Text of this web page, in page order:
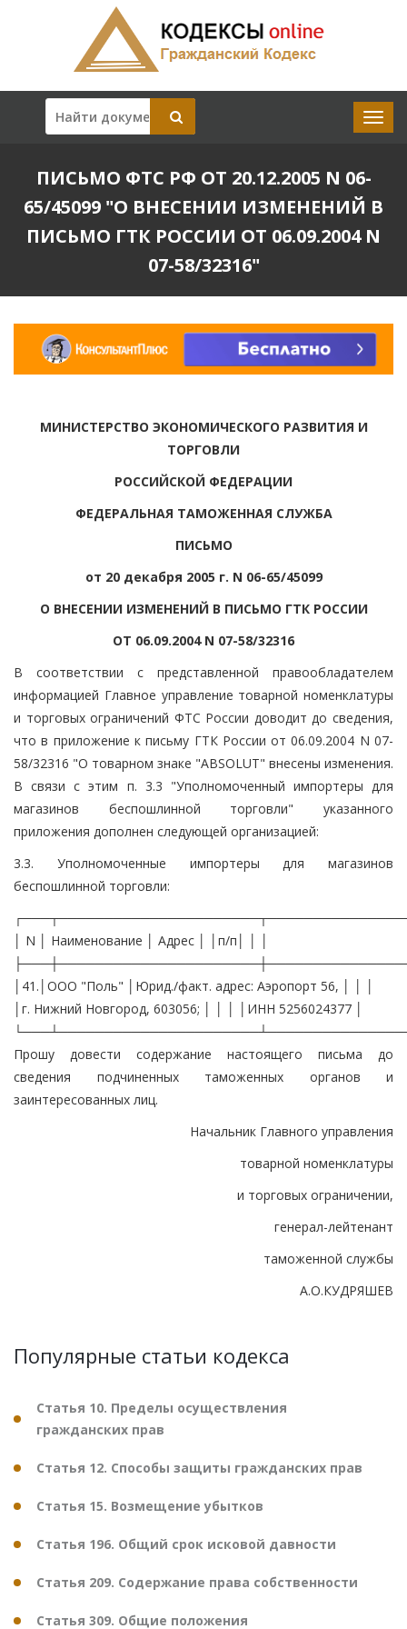
ПИСЬМО ФТС РФ ОТ 20.12.2005 N 06-
65/45099 "О ВНЕСЕНИИ ИЗМЕНЕНИЙ В
ПИСЬМО ГТК РОССИИ ОТ 06.09.2004 N
07-58/32316"
МИНИСТЕРСТВО ЭКОНОМИЧЕСКОГО РАЗВИТИЯ И
ТОРГОВЛИ
РОССИЙСКОЙ ФЕДЕРАЦИИ
ФЕДЕРАЛЬНАЯ ТАМОЖЕННАЯ СЛУЖБА
ПИСЬМО
от 20 декабря 2005 г. N 06-65/45099
О ВНЕСЕНИИ ИЗМЕНЕНИЙ В ПИСЬМО ГТК РОССИИ
ОТ 06.09.2004 N 07-58/32316
В соответствии с представленной правообладателем
информацией Главное управление товарной номенклатуры
и торговых ограничений ФТС России доводит до сведения,
что в приложение к письму ГТК России от 06.09.2004 N 07-
58/32316 "О товарном знаке "ABSOLUT" внесены изменения.
В связи с этим п. 3.3 "Уполномоченный импортеры для
магазинов беспошлинной торговли" указанного
приложения дополнен следующей организацией:
3.3. Уполномоченные импортеры для магазинов
беспошлинной торговли:
│ N │ Наименование │ Адрес │ │п/п│ │ │
│41.│ООО "Поль" │Юрид./факт. адрес: Аэропорт 56, │ │ │
│г. Нижний Новгород, 603056; │ │ │ │ИНН 5256024377 │
Прошу довести содержание настоящего письма до
сведения подчиненных таможенных органов и
заинтересованных лиц.
Начальник Главного управления
товарной номенклатуры
и торговых ограничении,
генерал-лейтенант
таможенной службы
А.О.КУДРЯШЕВ
Популярные статьи кодекса
Статья 10. Пределы осуществления
гражданских прав
Статья 12. Способы защиты гражданских прав
Статья 15. Возмещение убытков
Статья 196. Общий срок исковой давности
Статья 209. Содержание права собственности
Статья 309. Общие положения